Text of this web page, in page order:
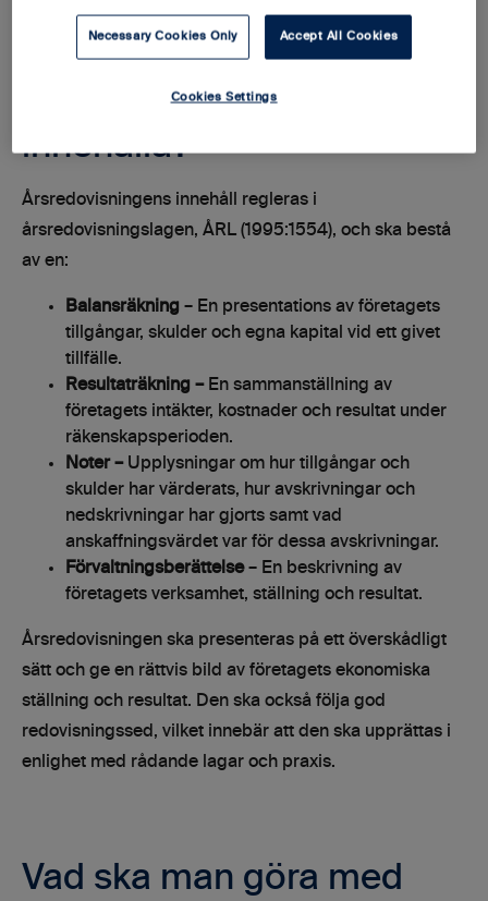
Vad ska en årsredovisning
innehålla?
Årsredovisningens innehåll regleras i
årsredovisningslagen, ÅRL (1995:1554), och ska bestå
av en:
Balansräkning – En presentations av företagets
tillgångar, skulder och egna kapital vid ett givet
tillfälle.
Resultaträkning – En sammanställning av
företagets intäkter, kostnader och resultat under
räkenskapsperioden.
Noter – Upplysningar om hur tillgångar och
skulder har värderats, hur avskrivningar och
nedskrivningar har gjorts samt vad
anskaffningsvärdet var för dessa avskrivningar.
Förvaltningsberättelse – En beskrivning av
företagets verksamhet, ställning och resultat.
Årsredovisningen ska presenteras på ett överskådligt
sätt och ge en rättvis bild av företagets ekonomiska
ställning och resultat. Den ska också följa god
redovisningssed, vilket innebär att den ska upprättas i
enlighet med rådande lagar och praxis.
Vad ska man göra med
Necessary Cookies Only Accept All Cookies
Cookies Settings